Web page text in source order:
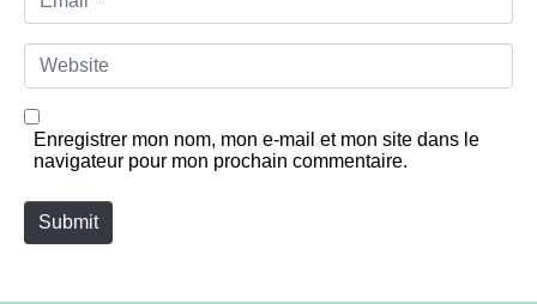
a
i
*
W
b
s
Enregistrer mon nom, mon e-mail et mon site dans le
navigateur pour mon prochain commentaire.
Submit